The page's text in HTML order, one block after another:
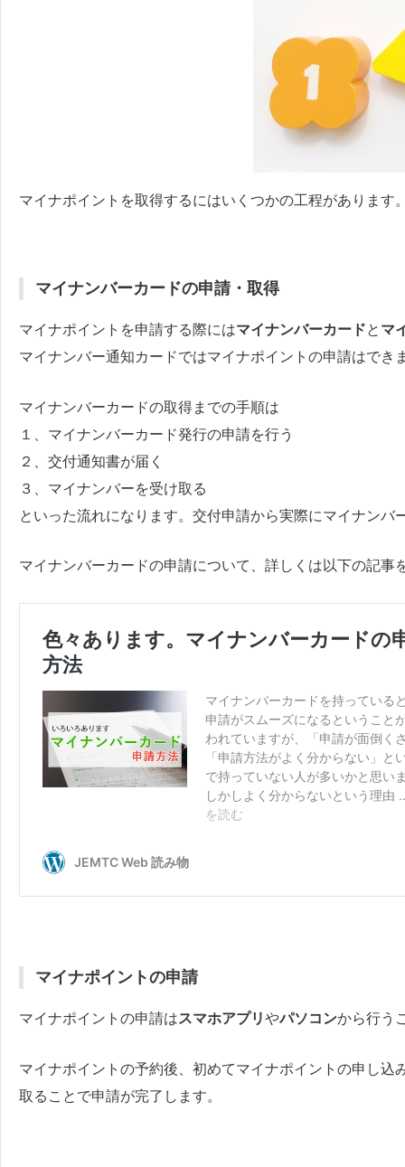
マイナポイントを取得するにはいくつかの工程がありま
マイナンバーカードの申請・取得
マイナポイントを申請する際にはマイナンバーカードと マ
マイナンバー通知カードではマイナポイントの申請はで
マイナンバーカードの取得までの手順は
１、マイナンバーカード発行の申請を行う
２、交付通知書が届く
３、マイナンバーを受け取る
といった流れになります。交付申請から実際にマイナン
マイナンバーカードの申請について、詳しくは以下の記事
マイナポイントの申請
マイナポイントの申請はスマホアプリやパソコンから行う
マイナポイントの予約後、初めてマイナポイントの申し
取ることで申請が完了します。